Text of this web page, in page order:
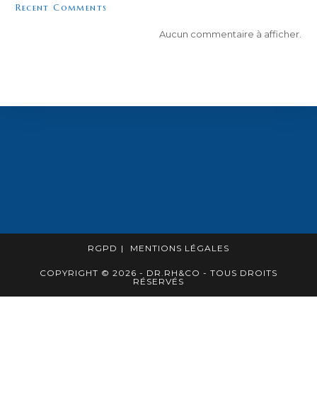
Recent Comments
Aucun commentaire à afficher.
RGPD MENTIONS LÉGALES
COPYRIGHT © 2026 - DR.RH&CO - TOUS DROITS
RÉSERVÉS